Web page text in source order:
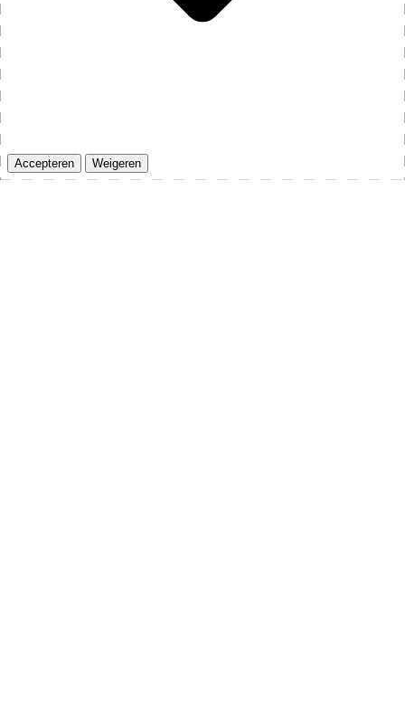
Accepteren Weigeren